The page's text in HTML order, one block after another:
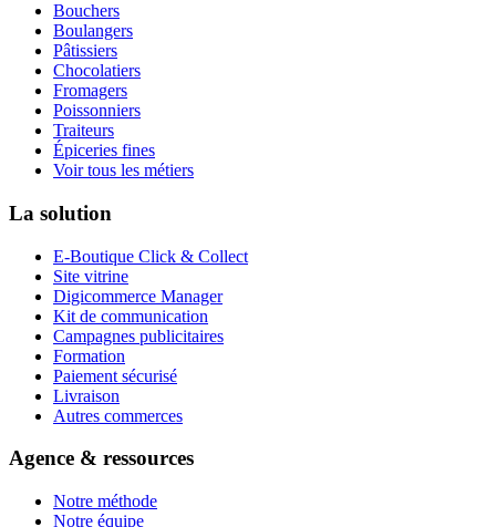
Bouchers
Boulangers
Pâtissiers
Chocolatiers
Fromagers
Poissonniers
Traiteurs
Épiceries fines
Voir tous les métiers
La solution
E-Boutique Click & Collect
Site vitrine
Digicommerce Manager
Kit de communication
Campagnes publicitaires
Formation
Paiement sécurisé
Livraison
Autres commerces
Agence & ressources
Notre méthode
Notre équipe